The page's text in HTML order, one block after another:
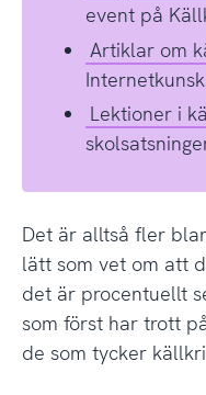
event på
Artiklar om
Lektioner i
Det är alltså fler
lätt som vet om att
det är procentuellt
som först har trott
de som tycker